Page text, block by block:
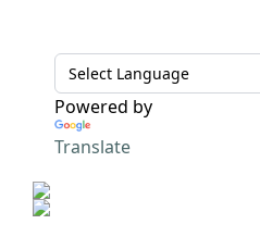
Powered by
Translate